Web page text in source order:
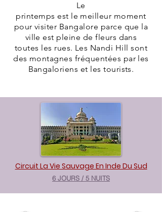
Le
printemps est le meilleur moment
pour visiter Bangalore parce que la
ville est pleine de fleurs dans
toutes les rues. Les Nandi Hill sont
des montagnes fréquentées par les
Bangaloriens et les tourists.
Circuit La Vie Sauvage En Inde Du Sud
6 JOURS / 5 NUITS